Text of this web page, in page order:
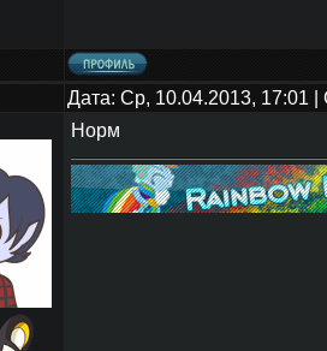
Дата: Ср, 10.04.2013, 17:01
Норм